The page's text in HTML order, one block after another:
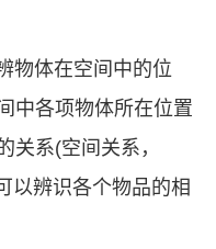
体在空间中的位
中各项物体所在位置
关系(空间关系，
以辨识各个物品的相